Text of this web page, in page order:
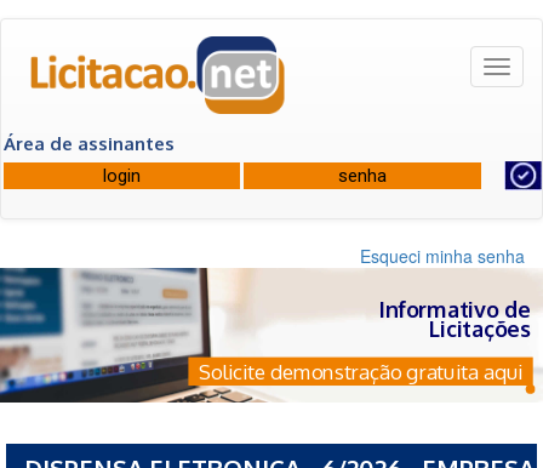
Área de assinantes
Esqueci minha senha
Informativo de
Licitações
Solicite demonstração gratuita aqui